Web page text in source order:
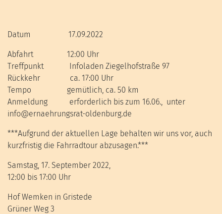
Datum 17.09.2022
Abfahrt 12:00 Uhr
Treffpunkt Infoladen Ziegelhofstraße 97
Rückkehr ca. 17:00 Uhr
Tempo gemütlich, ca. 50 km
Anmeldung erforderlich bis zum 16.06., unter
info@ernaehrungsrat-oldenburg.de
***Aufgrund der aktuellen Lage behalten wir uns vor, auch
kurzfristig die Fahrradtour abzusagen.***
Samstag, 17. September 2022,
12:00 bis 17:00 Uhr
Hof Wemken in Gristede
Grüner Weg 3